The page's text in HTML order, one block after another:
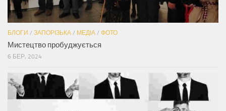
БЛОГИ / ЗАПОРІЗЬКА / МЕДІА / ФОТО
Мистецтво пробуджується
6 БЕР, 2024